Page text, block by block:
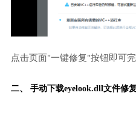
点击页面"一键修复"按钮即可完
二、 手动下载eyelook.dll文件修复